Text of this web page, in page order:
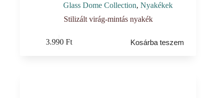
Glass Dome Collection,Nyakékek
Stilizált virág-mintás nyakék
3.990Ft Kosárba teszem